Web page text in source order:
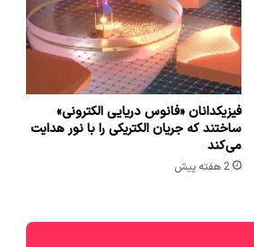
فیزیکدانان «فانوس دریایی الکترونی»
ساختند که جریان الکتریکی را با نور هدایت
می‌کند
2 هفته پیش